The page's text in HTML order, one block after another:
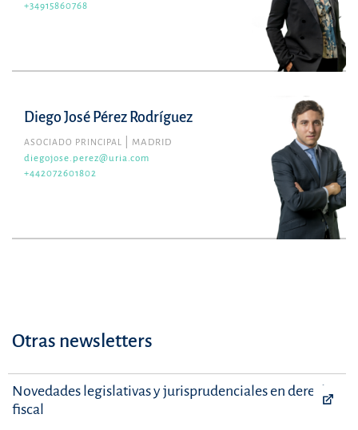
+34915860768
Diego José Pérez Rodríguez
ASOCIADO PRINCIPAL
MADRID
diegojose.perez@uria.com
+442072601802
Otras newsletters
Novedades legislativas y jurisprudenciales en derecho
fiscal